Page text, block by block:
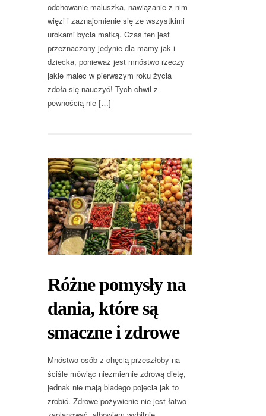
odchowanie maluszka, nawiązanie z nim
więzi i zaznajomienie się ze wszystkimi
urokami bycia matką. Czas ten jest
przeznaczony jedynie dla mamy jak i
dziecka, ponieważ jest mnóstwo rzeczy
jakie malec w pierwszym roku życia
zdoła się nauczyć! Tych chwil z
pewnością nie […]
Różne pomysły na
dania, które są
smaczne i zdrowe
Mnóstwo osób z chęcią przeszłoby na
ściśle mówiąc niezmiernie zdrową dietę,
jednak nie mają bladego pojęcia jak to
zrobić. Zdrowe pożywienie nie jest łatwo